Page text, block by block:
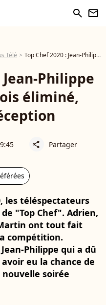
search newsletter
Télé Top Chef 2020 : Jean-Philippe encore une fois éliminé, grosse déception
Jean-Philippe
éliminé,
share Partager
les téléspectateurs
"Top Chef". Adrien,
ont tout fait
compétition.
Philippe qui a dû
eu la chance de
soirée